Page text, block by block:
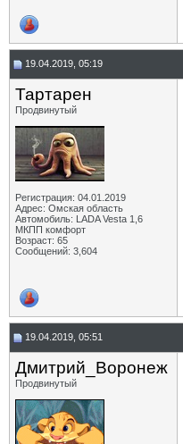
19.04.2019, 05:19
Тартарен
Продвинутый
Регистрация: 04.01.2019
Адрес: Омская область
Автомобиль: LADA Vesta 1,6
МКПП комфорт
Возраст: 65
Сообщений: 3,604
19.04.2019, 05:51
Дмитрий_Воронеж
Продвинутый